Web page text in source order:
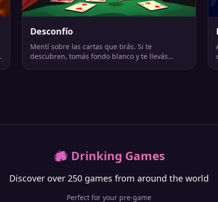
Desconfío
Mentí sobre las cartas que tirás. Si te
descubren, tomás fondo blanco y te llevás
🍻 Drinking Games
Discover over 250 games from around the world
Perfect for your pre-game